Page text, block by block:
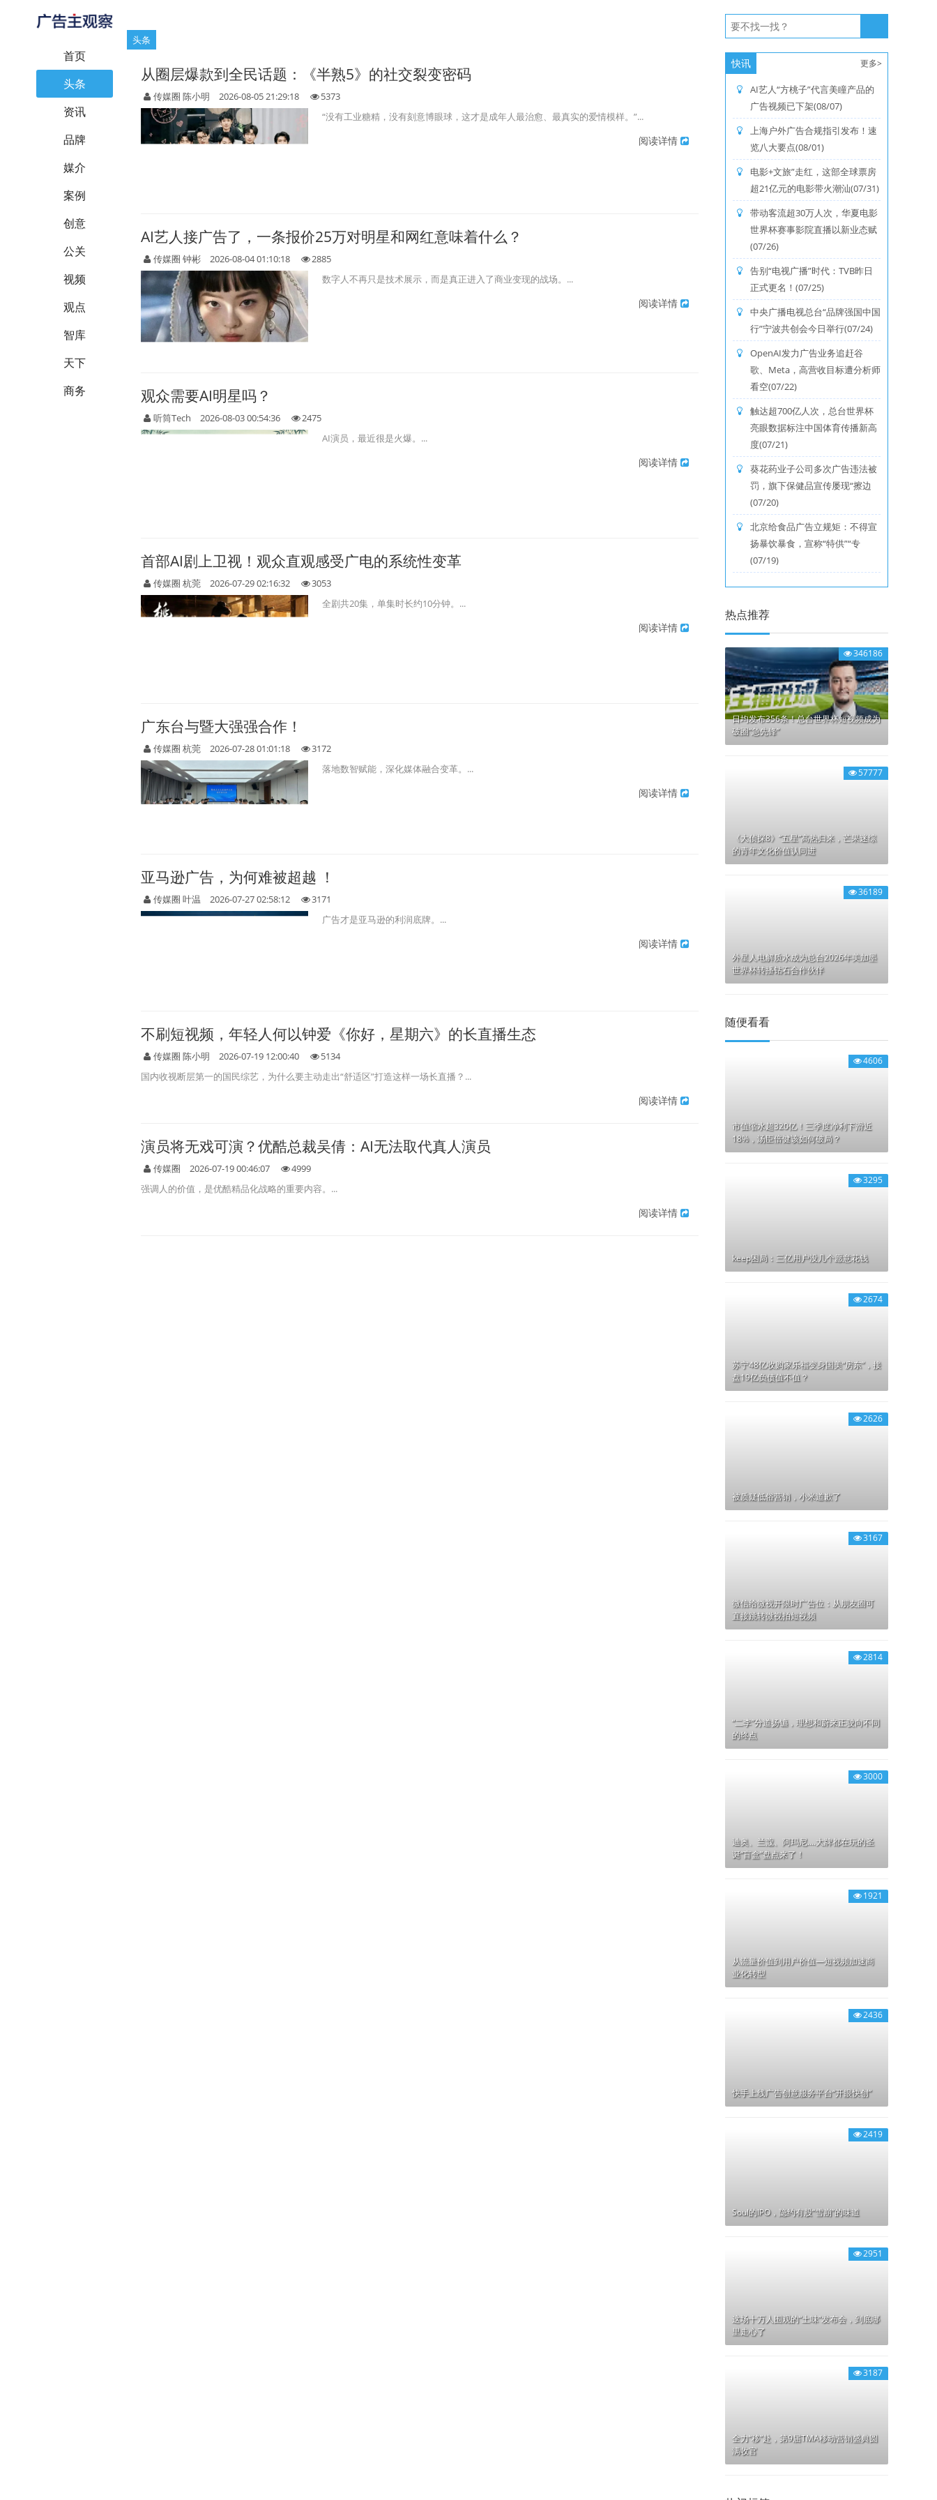
首页
头条
资讯
品牌
媒介
案例
创意
公关
视频
观点
智库
天下
商务
头条
从圈层爆款到全民话题：《半熟5》的社交裂变密码
传媒圈 陈小明 2026-08-05 21:29:18
5373
“没有工业糖精，没有刻意博眼球，这才是成年人最治愈、最真实的爱情模样。”...
阅读详情
AI艺人接广告了，一条报价25万对明星和网红意味着什么？
传媒圈 钟彬 2026-08-04 01:10:18
2885
数字人不再只是技术展示，而是真正进入了商业变现的战场。...
阅读详情
观众需要AI明星吗？
听筒Tech 2026-08-03 00:54:36
2475
AI演员，最近很是火爆。...
阅读详情
首部AI剧上卫视！观众直观感受广电的系统性变革
传媒圈 杭莞 2026-07-29 02:16:32
3053
全剧共20集，单集时长约10分钟。...
阅读详情
广东台与暨大强强合作！
传媒圈 杭莞 2026-07-28 01:01:18
3172
落地数智赋能，深化媒体融合变革。...
阅读详情
亚马逊广告，为何难被超越 ！
传媒圈 叶温 2026-07-27 02:58:12
3171
广告才是亚马逊的利润底牌。...
阅读详情
不刷短视频，年轻人何以钟爱《你好，星期六》的长直播生态
传媒圈 陈小明 2026-07-19 12:00:40
5134
国内收视断层第一的国民综艺，为什么要主动走出“舒适区”打造这样一场长直播？...
阅读详情
演员将无戏可演？优酷总裁吴倩：AI无法取代真人演员
传媒圈 2026-07-19 00:46:07
4999
强调人的价值，是优酷精品化战略的重要内容。...
阅读详情
快讯 更多>
AI艺人“方桃子”代言美瞳产品的
广告视频已下架(08/07)
上海户外广告合规指引发布！速
览八大要点(08/01)
电影+文旅”走红，这部全球票房
超21亿元的电影带火潮汕(07/31)
带动客流超30万人次，华夏电影
世界杯赛事影院直播以新业态赋
(07/26)
告别“电视广播”时代：TVB昨日
正式更名！(07/25)
中央广播电视总台“品牌强国中国
行”宁波共创会今日举行(07/24)
OpenAI发力广告业务追赶谷
歌、Meta，高营收目标遭分析师
看空(07/22)
触达超700亿人次，总台世界杯
亮眼数据标注中国体育传播新高
度(07/21)
葵花药业子公司多次广告违法被
罚，旗下保健品宣传屡现“擦边
(07/20)
北京给食品广告立规矩：不得宣
扬暴饮暴食，宣称“特供”“专
(07/19)
热点推荐
346186
日均发布356条！总台世界杯短视频成为
破圈“急先锋”
57777
《大侦探8》“五星”高热归来，芒果迷综
的青年文化价值认同进
36189
外星人电解质水成为总台2026年美加墨
世界杯转播钻石合作伙伴
随便看看
4606
市值缩水超320亿！三季度净利下滑近
18%，汤臣倍健该如何破局？
3295
keep困局：三亿用户没几个愿意花钱
2674
苏宁48亿收购家乐福变身国美“房东”，接
盘19亿负债值不值？
2626
被质疑低俗营销，小米道歉了
3167
微信给微视开限时广告位：从朋友圈可
直接跳转微视拍短视频
2814
“二李”分道扬镳，理想和蔚来正驶向不同
的终点
3000
迪奥、兰蔻、阿玛尼....大牌都在玩的圣
诞“盲盒”盘点来了！
1921
从流量价值到用户价值—短视频加速商
业化转型
2436
快手上线广告创意服务平台“开眼快创”
2419
Soul的IPO，隐约有股“雪崩”的味道
2951
这场十万人围观的“土味”发布会，到底哪
里走心了
3187
全力“移”赴，第9届TMA移动营销盛典圆
满收官